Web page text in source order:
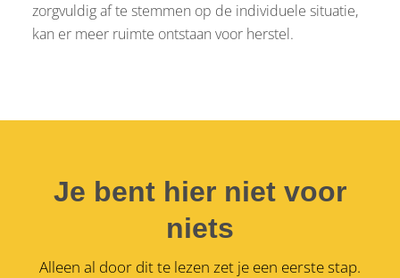
zorgvuldig af te stemmen op de individuele situatie,
kan er meer ruimte ontstaan voor herstel.
Je bent hier niet voor
niets
Alleen al door dit te lezen zet je een eerste stap.